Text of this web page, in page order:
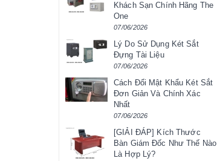
Khách Sạn Chính Hãng The
One
07/06/2026
Lý Do Sử Dụng Két Sắt
Đựng Tài Liệu
07/06/2026
Cách Đổi Mật Khẩu Két Sắt
Đơn Giản Và Chính Xác
Nhất
07/06/2026
[GIẢI ĐÁP] Kích Thước
Bàn Giám Đốc Như Thế Nào
Là Hợp Lý?